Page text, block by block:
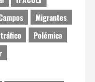
Migrantes
Polémica